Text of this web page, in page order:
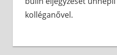
kolléganővel.